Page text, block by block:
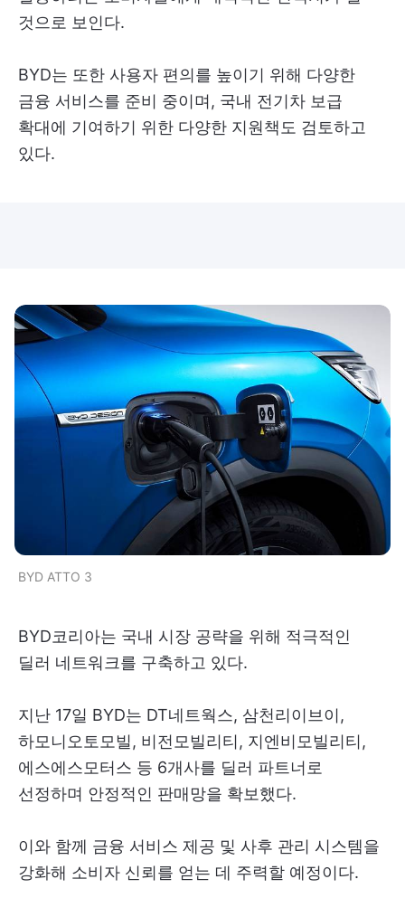
것으로 보인다.
BYD는 또한 사용자 편의를 높이기 위해 다양한
금융 서비스를 준비 중이며, 국내 전기차 보급
확대에 기여하기 위한 다양한 지원책도 검토하고
있다.
BYD ATTO 3
BYD코리아는 국내 시장 공략을 위해 적극적인
딜러 네트워크를 구축하고 있다.
지난 17일 BYD는 DT네트웍스, 삼천리이브이,
하모니오토모빌, 비전모빌리티, 지엔비모빌리티,
에스에스모터스 등 6개사를 딜러 파트너로
선정하며 안정적인 판매망을 확보했다.
이와 함께 금융 서비스 제공 및 사후 관리 시스템을
강화해 소비자 신뢰를 얻는 데 주력할 예정이다.